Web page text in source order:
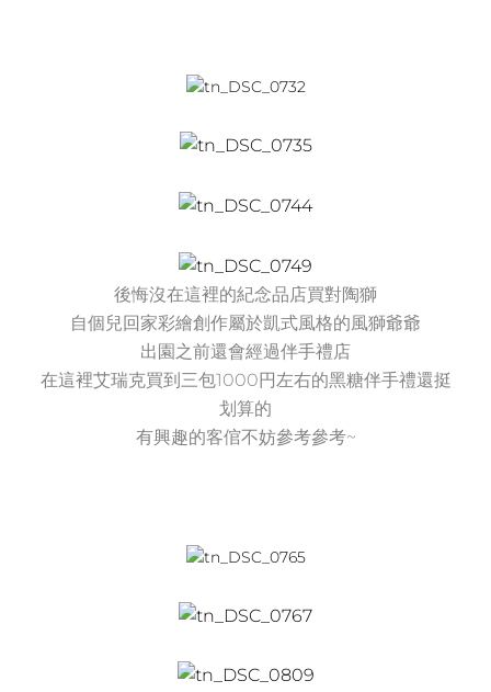
後悔沒在這裡的紀念品店買對陶獅
自個兒回家彩繪創作屬於凱式風格的風獅爺爺
出園之前還會經過伴手禮店
在這裡艾瑞克買到三包1000円左右的黑糖伴手禮還挺
划算的
有興趣的客倌不妨參考參考~